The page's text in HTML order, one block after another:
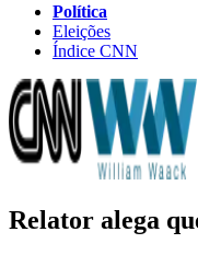
Política
Eleições
Índice CNN
Relator alega